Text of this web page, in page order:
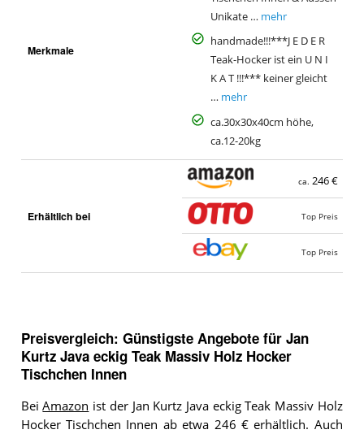
Merkmale
Unikate … mehr
handmade!!!***J E D E R
Teak-Hocker ist ein U N I
K A T !!!*** keiner gleicht
… mehr
ca.30x30x40cm höhe,
ca.12-20kg
Erhältlich bei
ca. 246 €
Top Preis
Top Preis
Preisvergleich: Günstigste Angebote für Jan
Kurtz Java eckig Teak Massiv Holz Hocker
Tischchen Innen
BeiAmazon ist der Jan Kurtz Java eckig Teak Massiv Holz
Hocker Tischchen Innen ab etwa 246 € erhältlich. Auch